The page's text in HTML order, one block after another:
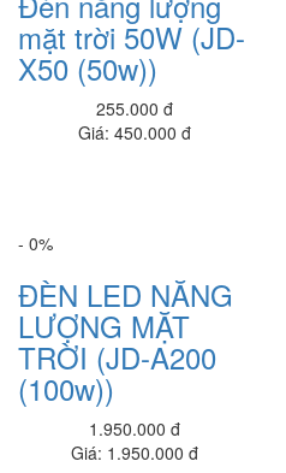
Dell Inspiron N3511_nk
15,780,000 đ
Dell Inspiron N3511_i3
15,350,000 đ
Dell Inspiron 3501
20,460,000 đ
Dell Inspiron N3501B
20,650,000 đ
Ổ cứng SSD RCE 120GB
380,000 đ
Ổ cứng SSD 256GB XSTAR
mặt trời 50W (JD-
X50 (50w))
255.000 đ
Giá: 450.000 đ
- 0%
ĐÈN LED NĂNG
LƯỢNG MẶT
TRỜI (JD-A200
(100w))
1.950.000 đ
Giá: 1.950.000 đ